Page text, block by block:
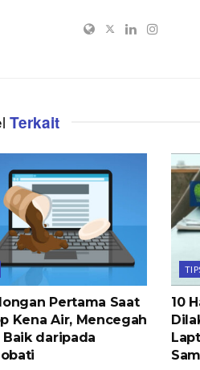
Terkait
Pertama Saat
Kena Air, Mencegah
Baik daripada
10